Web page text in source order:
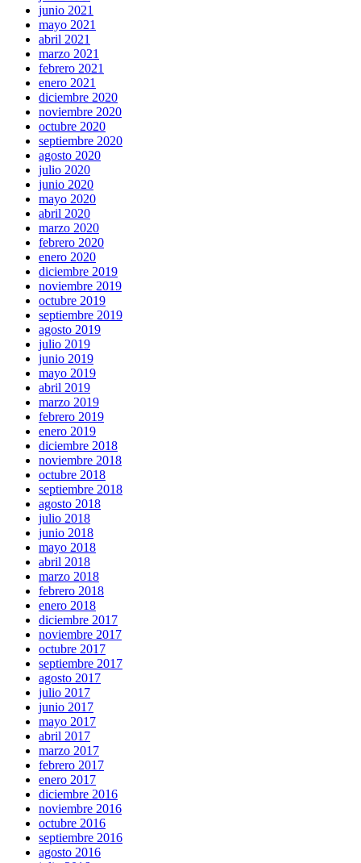
junio 2021
mayo 2021
abril 2021
marzo 2021
febrero 2021
enero 2021
diciembre 2020
noviembre 2020
octubre 2020
septiembre 2020
agosto 2020
julio 2020
junio 2020
mayo 2020
abril 2020
marzo 2020
febrero 2020
enero 2020
diciembre 2019
noviembre 2019
octubre 2019
septiembre 2019
agosto 2019
julio 2019
junio 2019
mayo 2019
abril 2019
marzo 2019
febrero 2019
enero 2019
diciembre 2018
noviembre 2018
octubre 2018
septiembre 2018
agosto 2018
julio 2018
junio 2018
mayo 2018
abril 2018
marzo 2018
febrero 2018
enero 2018
diciembre 2017
noviembre 2017
octubre 2017
septiembre 2017
agosto 2017
julio 2017
junio 2017
mayo 2017
abril 2017
marzo 2017
febrero 2017
enero 2017
diciembre 2016
noviembre 2016
octubre 2016
septiembre 2016
agosto 2016